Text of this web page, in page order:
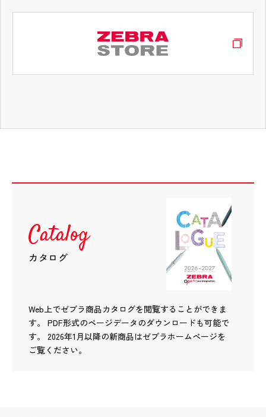
Catalog
カタログ
Web上でゼブラ商品カタログを閲覧することができま
す。 PDF形式のページデータのダウンロードも可能で
す。
2026年1月以降の新商品はゼブラホームページを
ご覧ください。